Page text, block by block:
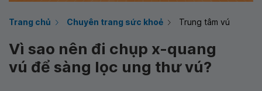
Trang chủ Chuyên trang sức khoẻ Trung tâm vú
Vì sao nên đi chụp x-quang
vú để sàng lọc ung thư vú?